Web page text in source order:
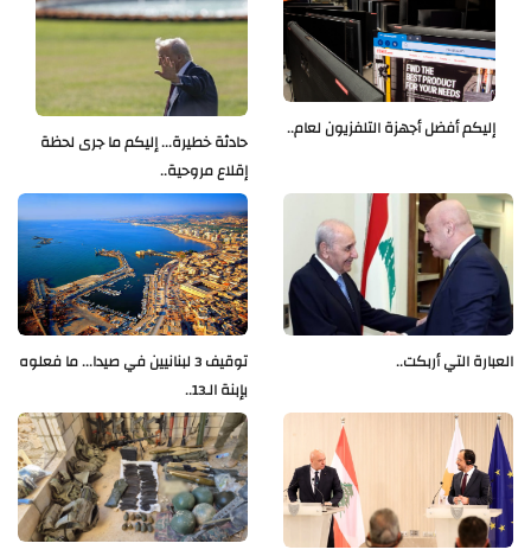
حادثة خطيرة... إليكم ما جرى لحظة
إقلاع مروحية..
إليكم أفضل أجهزة التلفزيون لعام..
توقيف 3 لبنانيين في صيدا... ما فعلوه
بإبنة الـ13..
العبارة التي أربكت..